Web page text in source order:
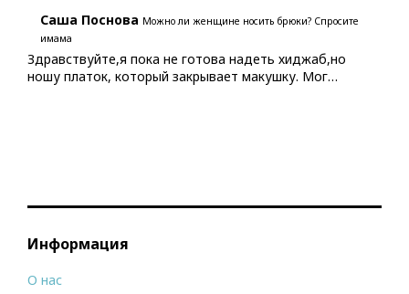
Саша Поснова Можно ли женщине носить брюки? Спросите
имама
Здравствуйте,я пока не готова надеть хиджаб,но
ношу платок, который закрывает макушку. Мог…
Информация
О нас